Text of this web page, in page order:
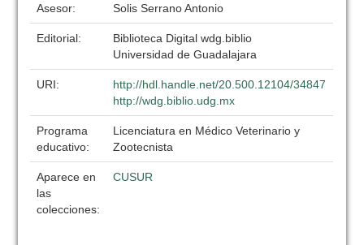
Asesor: Solis Serrano Antonio
Editorial:
Biblioteca Digital wdg.biblio
Universidad de Guadalajara
URI:
http://hdl.handle.net/20.500.12104/34847
http://wdg.biblio.udg.mx
Programa
educativo:
Licenciatura en Médico Veterinario y
Zootecnista
Aparece en
las
colecciones:
CUSUR